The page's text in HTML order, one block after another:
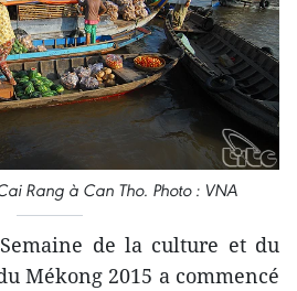
Rang à Can Tho. Photo : VNA
de la culture et du
Mékong 2015 a commencé